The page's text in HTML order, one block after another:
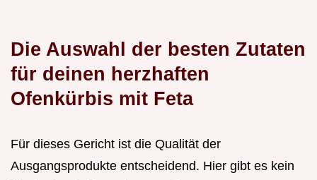
Die Auswahl der besten Zutaten
für deinen herzhaften
Ofenkürbis mit Feta
Für dieses Gericht ist die Qualität der
Ausgangsprodukte entscheidend. Hier gibt es kein